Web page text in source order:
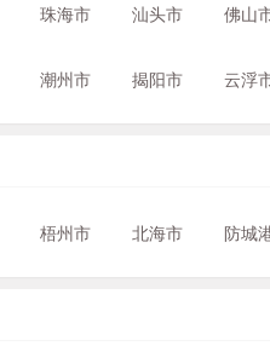
珠海市 汕头市 佛山
潮州市 揭阳市 云浮
梧州市 北海市 防城